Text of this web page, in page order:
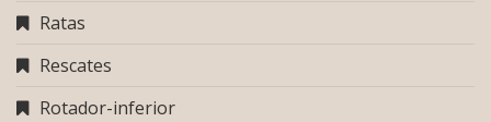
Ratas
Rescates
Rotador-inferior